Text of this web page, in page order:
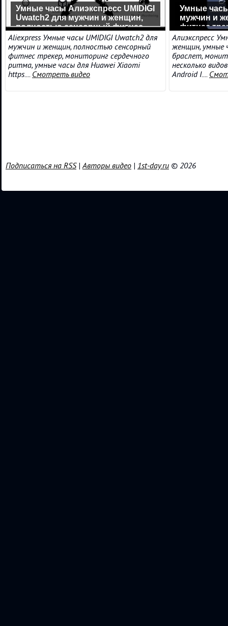
Умные часы Алиэкспресс UMIDIGI
Uwatch2 для мужчин и женщин,
полностью сенсорный фитнес
трекер,
Aliexpress Умные часы UMIDIGI Uwatch2 для
мужчин и женщин, полностью сенсорный
фитнес трекер, мониторинг сердечного
ритма, умные часы для Huawei Xiaomi
https.... Смотреть видео
Умные
мужчин и
фитнес
сердечного
Алиэкспресс
женщин, умные
браслет,
несколько
Android I....
Подписаться на RSS|Авторы видео | 1st-day.ru © 2026